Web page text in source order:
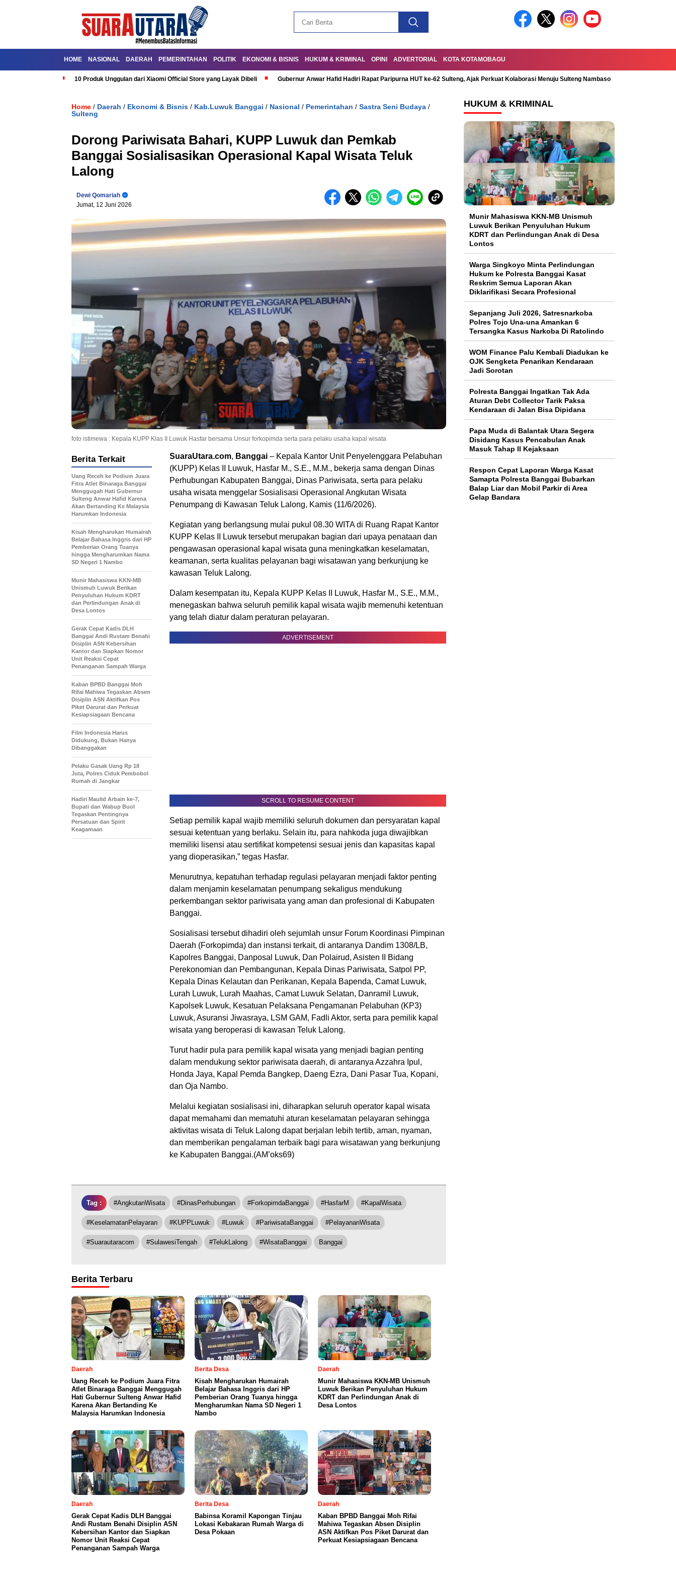
HOME NASIONAL DAERAH PEMERINTAHAN POLITIK EKONOMI & BISNIS HUKUM & KRIMINAL OPINI ADVERTORIAL KOTA KOTAMOBAGU
10 Produk Unggulan dari Xiaomi Official Store yang Layak Dibeli Gubernur Anwar Hafid Hadiri Rapat Paripurna HUT ke-62 Sulteng, Ajak Perkuat Kolaborasi Menuju Sulteng Nambaso
Home / Daerah / Ekonomi & Bisnis / Kab.Luwuk Banggai / Nasional / Pemerintahan / Sastra Seni Budaya /
Sulteng
Dorong Pariwisata Bahari, KUPP Luwuk dan Pemkab
Banggai Sosialisasikan Operasional Kapal Wisata Teluk
Lalong
Dewi Qomariah
Jumat, 12 Juni 2026
foto istimewa : Kepala KUPP Klas II Luwuk Hasfar bersama Unsur forkopimda serta para pelaku usaha kapal wisata
SuaraUtara.com, Banggai – Kepala Kantor Unit Penyelenggara Pelabuhan
(KUPP) Kelas II Luwuk, Hasfar M., S.E., M.M., bekerja sama dengan Dinas
Perhubungan Kabupaten Banggai, Dinas Pariwisata, serta para pelaku
usaha wisata menggelar Sosialisasi Operasional Angkutan Wisata
Penumpang di Kawasan Teluk Lalong, Kamis (11/6/2026).
Kegiatan yang berlangsung mulai pukul 08.30 WITA di Ruang Rapat Kantor
KUPP Kelas II Luwuk tersebut merupakan bagian dari upaya penataan dan
pengawasan operasional kapal wisata guna meningkatkan keselamatan,
keamanan, serta kualitas pelayanan bagi wisatawan yang berkunjung ke
kawasan Teluk Lalong.
Dalam kesempatan itu, Kepala KUPP Kelas II Luwuk, Hasfar M., S.E., M.M.,
menegaskan bahwa seluruh pemilik kapal wisata wajib memenuhi ketentuan
yang telah diatur dalam peraturan pelayaran.
ADVERTISEMENT
SCROLL TO RESUME CONTENT
Setiap pemilik kapal wajib memiliki seluruh dokumen dan persyaratan kapal
sesuai ketentuan yang berlaku. Selain itu, para nahkoda juga diwajibkan
memiliki lisensi atau sertifikat kompetensi sesuai jenis dan kapasitas kapal
yang dioperasikan,” tegas Hasfar.
Menurutnya, kepatuhan terhadap regulasi pelayaran menjadi faktor penting
dalam menjamin keselamatan penumpang sekaligus mendukung
perkembangan sektor pariwisata yang aman dan profesional di Kabupaten
Banggai.
Sosialisasi tersebut dihadiri oleh sejumlah unsur Forum Koordinasi Pimpinan
Daerah (Forkopimda) dan instansi terkait, di antaranya Dandim 1308/LB,
Kapolres Banggai, Danposal Luwuk, Dan Polairud, Asisten II Bidang
Perekonomian dan Pembangunan, Kepala Dinas Pariwisata, Satpol PP,
Kepala Dinas Kelautan dan Perikanan, Kepala Bapenda, Camat Luwuk,
Lurah Luwuk, Lurah Maahas, Camat Luwuk Selatan, Danramil Luwuk,
Kapolsek Luwuk, Kesatuan Pelaksana Pengamanan Pelabuhan (KP3)
Luwuk, Asuransi Jiwasraya, LSM GAM, Fadli Aktor, serta para pemilik kapal
wisata yang beroperasi di kawasan Teluk Lalong.
Turut hadir pula para pemilik kapal wisata yang menjadi bagian penting
dalam mendukung sektor pariwisata daerah, di antaranya Azzahra Ipul,
Honda Jaya, Kapal Pemda Bangkep, Daeng Ezra, Dani Pasar Tua, Kopani,
dan Oja Nambo.
Melalui kegiatan sosialisasi ini, diharapkan seluruh operator kapal wisata
dapat memahami dan mematuhi aturan keselamatan pelayaran sehingga
aktivitas wisata di Teluk Lalong dapat berjalan lebih tertib, aman, nyaman,
dan memberikan pengalaman terbaik bagi para wisatawan yang berkunjung
ke Kabupaten Banggai.(AM’oks69)
Berita Terkait
Uang Receh ke Podium Juara
Fitra Atlet Binaraga Banggai
Menggugah Hati Gubernur
Sulteng Anwar Hafid Karena
Akan Bertanding Ke Malaysia
Harumkan Indonesia
Kisah Mengharukan Humairah
Belajar Bahasa Inggris dari HP
Pemberian Orang Tuanya
hingga Mengharumkan Nama
SD Negeri 1 Nambo
Munir Mahasiswa KKN-MB
Unismuh Luwuk Berikan
Penyuluhan Hukum KDRT
dan Perlindungan Anak di
Desa Lontos
Gerak Cepat Kadis DLH
Banggai Andi Rustam Benahi
Disiplin ASN Kebersihan
Kantor dan Siapkan Nomor
Unit Reaksi Cepat
Penanganan Sampah Warga
Kaban BPBD Banggai Moh
Rifai Mahiwa Tegaskan Absen
Disiplin ASN Aktifkan Pos
Piket Darurat dan Perkuat
Kesiapsiagaan Bencana
Film Indonesia Harus
Didukung, Bukan Hanya
Dibanggakan
Pelaku Gasak Uang Rp 18
Juta, Polres Ciduk Pembobol
Rumah di Jangkar
Hadiri Maulid Arbain ke-7,
Bupati dan Wabup Buol
Tegaskan Pentingnya
Persatuan dan Spirit
Keagamaan
Tag : #AngkutanWisata #DinasPerhubungan #ForkopimdaBanggai #HasfarM #KapalWisata
#KeselamatanPelayaran #KUPPLuwuk #Luwuk #PariwisataBanggai #PelayananWisata
#Suarautaracom #SulawesiTengah #TelukLalong #WisataBanggai Banggai
Berita Terbaru
Daerah
Uang Receh ke Podium Juara Fitra
Atlet Binaraga Banggai Menggugah
Hati Gubernur Sulteng Anwar Hafid
Karena Akan Bertanding Ke
Malaysia Harumkan Indonesia
Berita Desa
Kisah Mengharukan Humairah
Belajar Bahasa Inggris dari HP
Pemberian Orang Tuanya hingga
Mengharumkan Nama SD Negeri 1
Nambo
Daerah
Munir Mahasiswa KKN-MB Unismuh
Luwuk Berikan Penyuluhan Hukum
KDRT dan Perlindungan Anak di
Desa Lontos
Daerah
Gerak Cepat Kadis DLH Banggai
Andi Rustam Benahi Disiplin ASN
Kebersihan Kantor dan Siapkan
Nomor Unit Reaksi Cepat
Penanganan Sampah Warga
Berita Desa
Babinsa Koramil Kapongan Tinjau
Lokasi Kebakaran Rumah Warga di
Desa Pokaan
Daerah
Kaban BPBD Banggai Moh Rifai
Mahiwa Tegaskan Absen Disiplin
ASN Aktifkan Pos Piket Darurat dan
Perkuat Kesiapsiagaan Bencana
HUKUM & KRIMINAL
Munir Mahasiswa KKN-MB Unismuh
Luwuk Berikan Penyuluhan Hukum
KDRT dan Perlindungan Anak di Desa
Lontos
Warga Singkoyo Minta Perlindungan
Hukum ke Polresta Banggai Kasat
Reskrim Semua Laporan Akan
Diklarifikasi Secara Profesional
Sepanjang Juli 2026, Satresnarkoba
Polres Tojo Una-una Amankan 6
Tersangka Kasus Narkoba Di Ratolindo
WOM Finance Palu Kembali Diadukan ke
OJK Sengketa Penarikan Kendaraan
Jadi Sorotan
Polresta Banggai Ingatkan Tak Ada
Aturan Debt Collector Tarik Paksa
Kendaraan di Jalan Bisa Dipidana
Papa Muda di Balantak Utara Segera
Disidang Kasus Pencabulan Anak
Masuk Tahap II Kejaksaan
Respon Cepat Laporan Warga Kasat
Samapta Polresta Banggai Bubarkan
Balap Liar dan Mobil Parkir di Area
Gelap Bandara